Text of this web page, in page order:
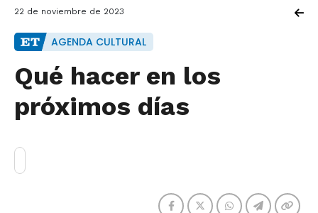
22 de noviembre de 2023
AGENDA CULTURAL
Qué hacer en los
próximos días